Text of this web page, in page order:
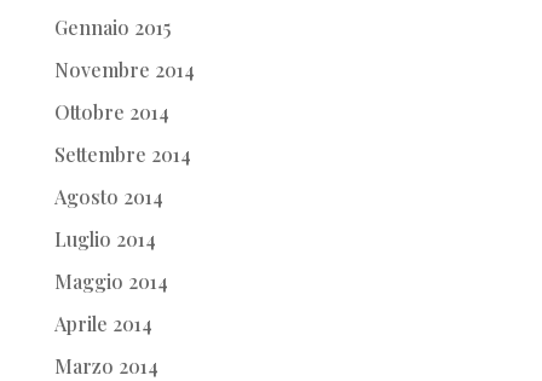
Gennaio 2015
Novembre 2014
Ottobre 2014
Settembre 2014
Agosto 2014
Luglio 2014
Maggio 2014
Aprile 2014
Marzo 2014